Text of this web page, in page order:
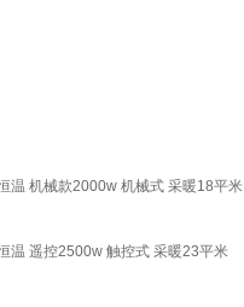
温 机械款2000w 机械式 采暖18平米
温 遥控2500w 触控式 采暖23平米